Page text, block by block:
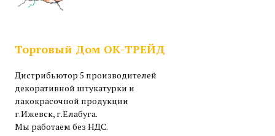
Торговый Дом ОК-ТРЕЙД
Дистрибьютор 5 производителей
декоративной штукатурки и
лакокрасочной продукции
г.Ижевск, г.Елабуга.
Мы работаем без НДС.